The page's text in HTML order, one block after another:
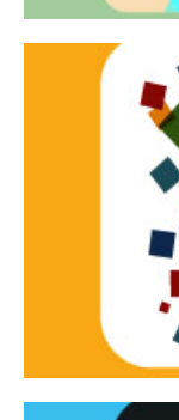
Tracce